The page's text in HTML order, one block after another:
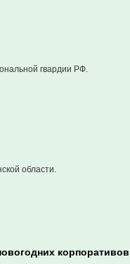
гвардии РФ.
области.
корпоративов